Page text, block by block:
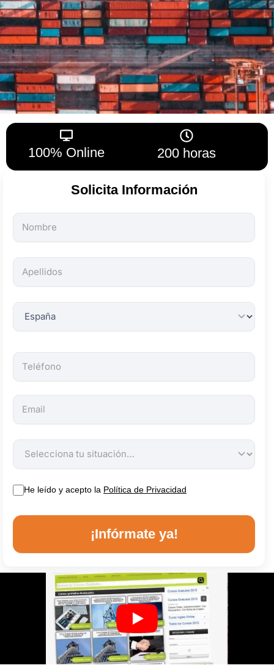
100% Online 200 horas
Solicita Información
Todos
los
son
obligatorios.
He leído y acepto la Política de Privacidad
¡Infórmate ya!